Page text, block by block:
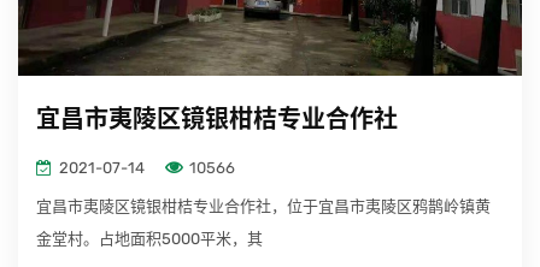
宜昌市夷陵区镜银柑桔专业合作社
2021-07-14 10566
宜昌市夷陵区镜银柑桔专业合作社，位于宜昌市夷陵区鸦鹊岭镇黄
金堂村。占地面积5000平米，其